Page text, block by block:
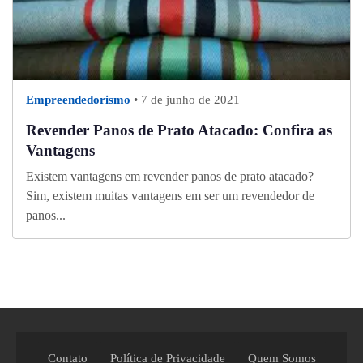
Empreendedorismo • 7 de junho de 2021
Revender Panos de Prato Atacado: Confira as
Vantagens
Existem vantagens em revender panos de prato atacado?
Sim, existem muitas vantagens em ser um revendedor de
panos...
Contato Política de Privacidade Quem Somos